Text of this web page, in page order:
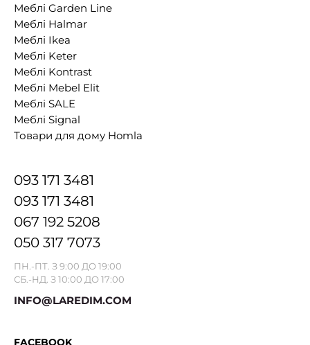
Меблі Garden Line
Меблі Halmar
Меблі Ikea
Меблі Keter
Меблі Kontrast
Меблі Mebel Elit
Меблі SALE
Меблі Signal
Товари для дому Homla
093 171 3481
093 171 3481
067 192 5208
050 317 7073
ПН.-ПТ. З 9:00 ДО 19:00
СБ.-НД. З 10:00 ДО 17:00
INFO@LAREDIM.COM
FACEBOOK